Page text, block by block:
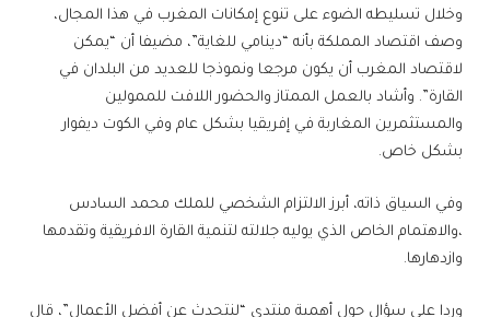
وخلال تسليطه الضوء على تنوع إمكانات المغرب في هذا المجال،
وصف اقتصاد المملكة بأنه “دينامي للغاية”، مضيفا أن “يمكن
لاقتصاد المغرب أن يكون مرجعا ونموذجا للعديد من البلدان في
القارة”. وأشاد بالعمل الممتاز والحضور اللافت للممولين
والمستثمرين المغاربة في إفريقيا بشكل عام وفي الكوت ديفوار
بشكل خاص.
وفي السياق ذاته، أبرز الالتزام الشخصي للملك محمد السادس
،والاهتمام الخاص الذي يوليه جلالته لتنمية القارة الافريقية وتقدمها
وازدهارها.
وردا على سؤال حول أهمية منتدى “لنتحدث عن أفضل الأعمال”، قال